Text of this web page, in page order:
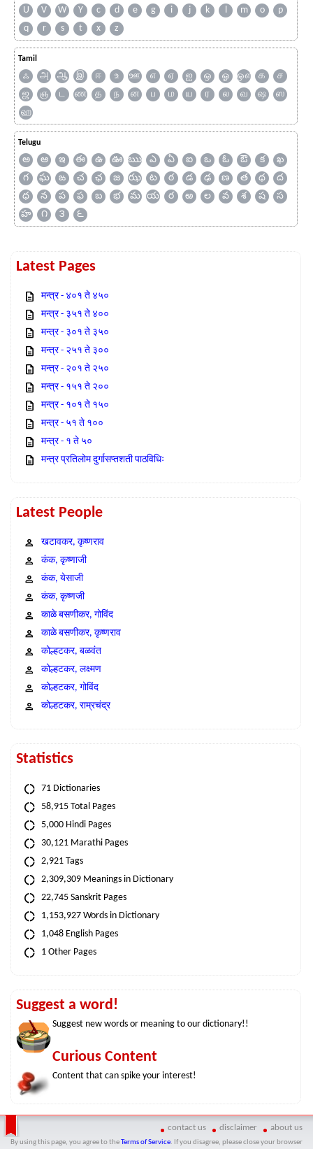
U
V W Y c d e g i j k l m o
p
q
r s t x z
Tamil
ஃ அ ஆ இ ஈ உ ஊ எ ஏ ஐ ஒ ஓ ஔ க
ச
ஜ
ஞ ட ண த ந ன ப ம ய ர ல வ ஷ
ஸ
ஹ
Telugu
అ ఆ ఇ ఈ ఉ ఊ ఋ ఎ ఏ ఐ ఒ ఓ ఔ క
ఖ
గ
ఘ ఙ చ ఛ జ ఝ ట ఠ డ ఢ ణ త థ
ద
ధ
న ప ఫ బ భ మ య ర ఱ ల వ శ ష
స
హ
౧ ౩ ౬
Latest Pages
मन्त्र - ४०१ ते ४५०
मन्त्र - ३५१ ते ४००
मन्त्र - ३०१ ते ३५०
मन्त्र - २५१ ते ३००
मन्त्र - २०१ ते २५०
मन्त्र - १५१ ते २००
मन्त्र - १०१ ते १५०
मन्त्र - ५१ ते १००
मन्त्र - १ ते ५०
मन्त्र प्रतिलोम दुर्गासप्तशती पाठविधिः
Latest People
खटावकर, कृष्णराव
कंक, कृष्णाजी
कंक, येसाजी
कंक, कृष्णजी
काळे बसणीकर, गोविंद
काळे बसणीकर, कृष्णराव
कोल्हटकर, बळवंत
कोल्हटकर, लक्ष्मण
कोल्हटकर, गोविंद
कोल्हटकर, राम्रचंद्र
Statistics
71 Dictionaries
58,915 Total Pages
5,000 Hindi Pages
30,121 Marathi Pages
2,921 Tags
2,309,309 Meanings in Dictionary
22,745 Sanskrit Pages
1,153,927 Words in Dictionary
1,048 English Pages
1 Other Pages
Suggest a word!
Suggest new words or meaning to our dictionary!!
Curious Content
Content that can spike your interest!
contact us disclaimer about us
By using this page, you agree to the Terms of Service. If you disagree, please close your browser